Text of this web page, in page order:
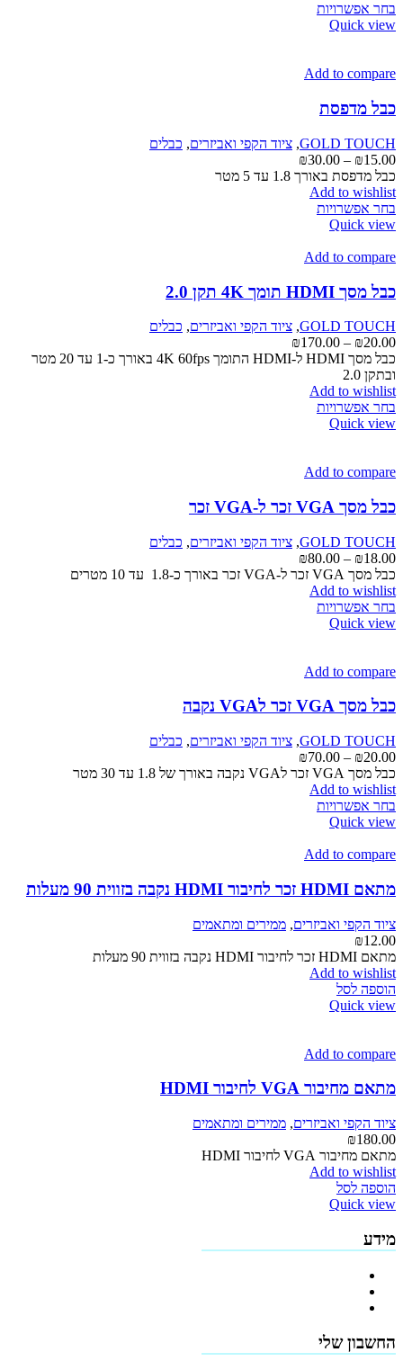
בחר אפשרויותלמוצר
סוגים.
האפשרויות
בעמוד
המוצר
Quick view
Add to compare
כבל מדפסת
GOLD TOUCH
, ציוד הקפי ואביזרים, כבלים
₪15.00
–
₪30.00 טווח
מחירים:כבל מדפסת באורך 1.8 עד 5 מטר
Add to wishlist
בחר אפשרויותלמוצר
מספר
ניתן
לבחור
את
האפשרויות
בעמוד
Quick view
Add to compare
כבל מסך HDMI תומך 4K תקן 2.0
GOLD TOUCH
, ציוד הקפי ואביזרים, כבלים
₪20.00
–
₪170.00 טווח
מחירים:
כבל מסך HDMI ל-HDMI התומך 4K 60fps באורך כ-1 עד 20 מטר
ובתקן 2.0
Add to wishlist
בחר אפשרויותלמוצר
סוגים.
לבחור
את
האפשרויות
בעמוד
המוצר
Quick view
Add to compare
כבל מסך VGA זכר ל-VGA זכר
GOLD TOUCH
, ציוד הקפי ואביזרים, כבלים
₪18.00
–
₪80.00 טווח
מחירים:
כבל מסך VGA זכר ל-VGA זכר באורך כ-1.8 עד 10 מטרים
Add to wishlist
בחר אפשרויותלמוצר
סוגים.
לבחור
האפשרויות
בעמוד
המוצר
Quick view
Add to compare
כבל מסך VGA זכר לVGA נקבה
GOLD TOUCH
, ציוד הקפי ואביזרים, כבלים
₪20.00
–
₪70.00 טווח
מחירים:
כבל מסך VGA זכר לVGA נקבה באורך של 1.8 עד 30 מטר
Add to wishlist
בחר אפשרויותלמוצר
מספר
ניתן
לבחור
את
האפשרויות
בעמוד
המוצר
Quick view
Add to compare
מתאם HDMI זכר לחיבור HDMI נקבה בזווית 90 מעלות
ציוד הקפי ואביזרים, ממירים ומתאמים
₪12.00
מתאם HDMI זכר לחיבור HDMI נקבה בזווית 90 מעלות
Add to wishlist
הוספה לסל
Quick view
Add to compare
מתאם מחיבור VGA לחיבור HDMI
ציוד הקפי ואביזרים, ממירים ומתאמים
₪180.00
מתאם מחיבור VGA לחיבור HDMI
Add to wishlist
הוספה לסל
Quick view
מידע
החשבון שלי